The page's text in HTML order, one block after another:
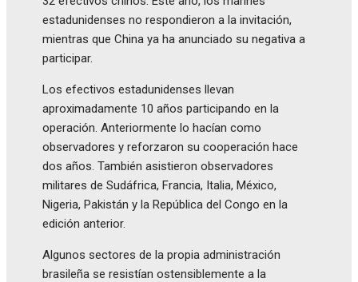
estadunidenses no respondieron a la invitación,
mientras que China ya ha anunciado su negativa a
participar.
Los efectivos estadunidenses llevan
aproximadamente 10 años participando en la
operación. Anteriormente lo hacían como
observadores y reforzaron su cooperación hace
dos años. También asistieron observadores
militares de Sudáfrica, Francia, Italia, México,
Nigeria, Pakistán y la República del Congo en la
edición anterior.
Algunos sectores de la propia administración
brasileña se resistían ostensiblemente a la